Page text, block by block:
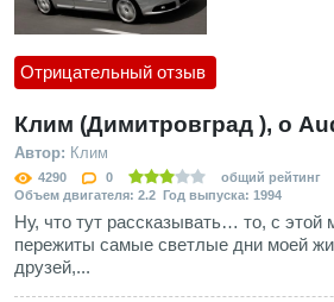
Отрицательный отзыв
Клим (Димитровград ), о
Автор: Клим
4290 0
общий рейтинг
Объем двигателя: 2.2 Год выпуска: 1994
Ну, что тут рассказывать… то, с этой
пережиты самые светлые дни моей
друзей,...